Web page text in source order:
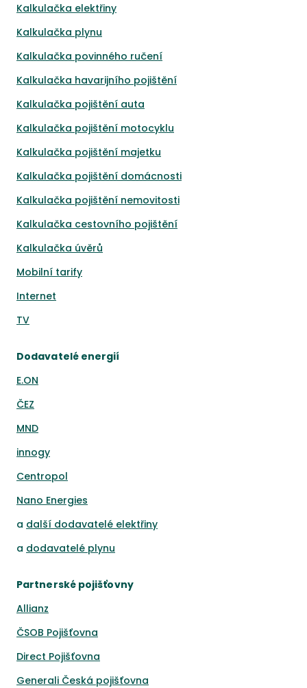
Kalkulačka elektřiny
Kalkulačka plynu
Kalkulačka povinného ručení
Kalkulačka havarijního pojištění
Kalkulačka pojištění auta
Kalkulačka pojištění motocyklu
Kalkulačka pojištění majetku
Kalkulačka pojištění domácnosti
Kalkulačka pojištění nemovitosti
Kalkulačka cestovního pojištění
Kalkulačka úvěrů
Mobilní tarify
Internet
TV
Dodavatelé energií
E.ON
ČEZ
MND
innogy
Centropol
Nano Energies
a další dodavatelé elektřiny
a dodavatelé plynu
Partnerské pojišťovny
Allianz
ČSOB Pojišťovna
Direct Pojišťovna
Generali Česká pojišťovna